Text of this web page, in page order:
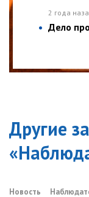
2 года
Дело
Другие
«
Новость